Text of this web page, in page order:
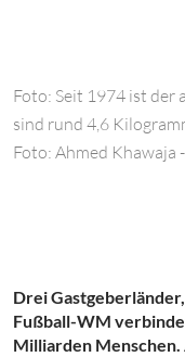
Foto: Seit 1974 ist der
sind rund 4,6
Foto: Ahmed Khawaja
Drei
Fußball-WM
Milliarden Menschen.